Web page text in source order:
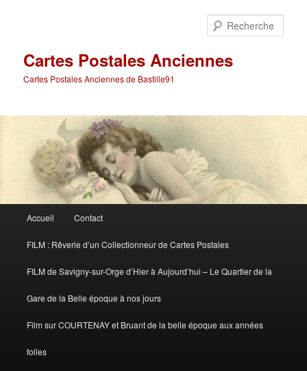
Cartes Postales Anciennes
Cartes Postales Anciennes de Bastille91
principal
Accueil Contact
FILM : Rêverie d’un Collectionneur de Cartes Postales
FILM de Savigny-sur-Orge d’Hier à Aujourd’hui – Le Quartier de la
Gare de la Belle époque à nos jours
Film sur COURTENAY et Bruant de la belle époque aux années
folles